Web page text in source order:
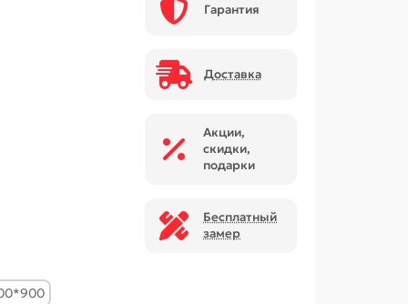
Гарантия
Доставка
Акции,
скидки,
подарки
Бесплатный
замер